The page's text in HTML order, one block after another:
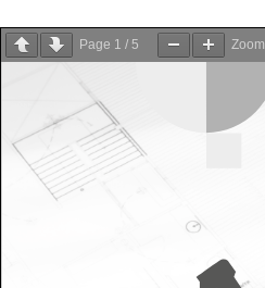
Page 1 / 5 Zoom